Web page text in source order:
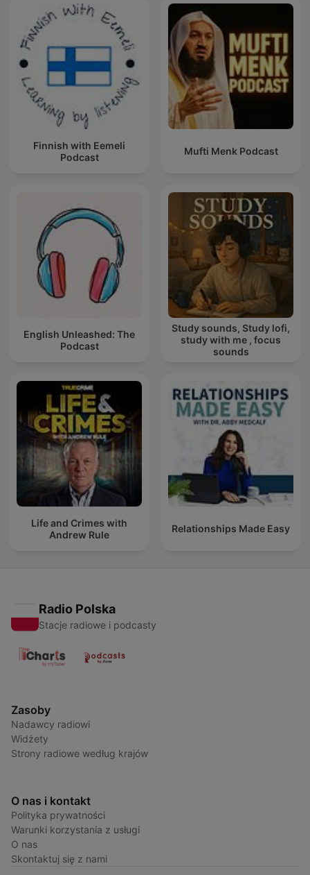
Finnish with Eemeli
Podcast
Mufti Menk Podcast
English Unleashed: The
Podcast
Study sounds, Study lofi,
study with me , focus
sounds
Life and Crimes with
Andrew Rule
Relationships Made Easy
Radio Polska
Stacje radiowe i podcasty
Zasoby
Nadawcy radiowi
Widżety
Strony radiowe według krajów
O nas i kontakt
Polityka prywatności
Warunki korzystania z usługi
O nas
Skontaktuj się z nami